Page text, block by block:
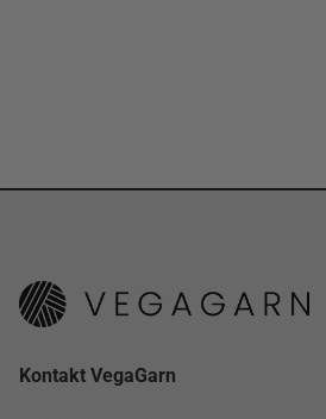
Kontakt VegaGarn